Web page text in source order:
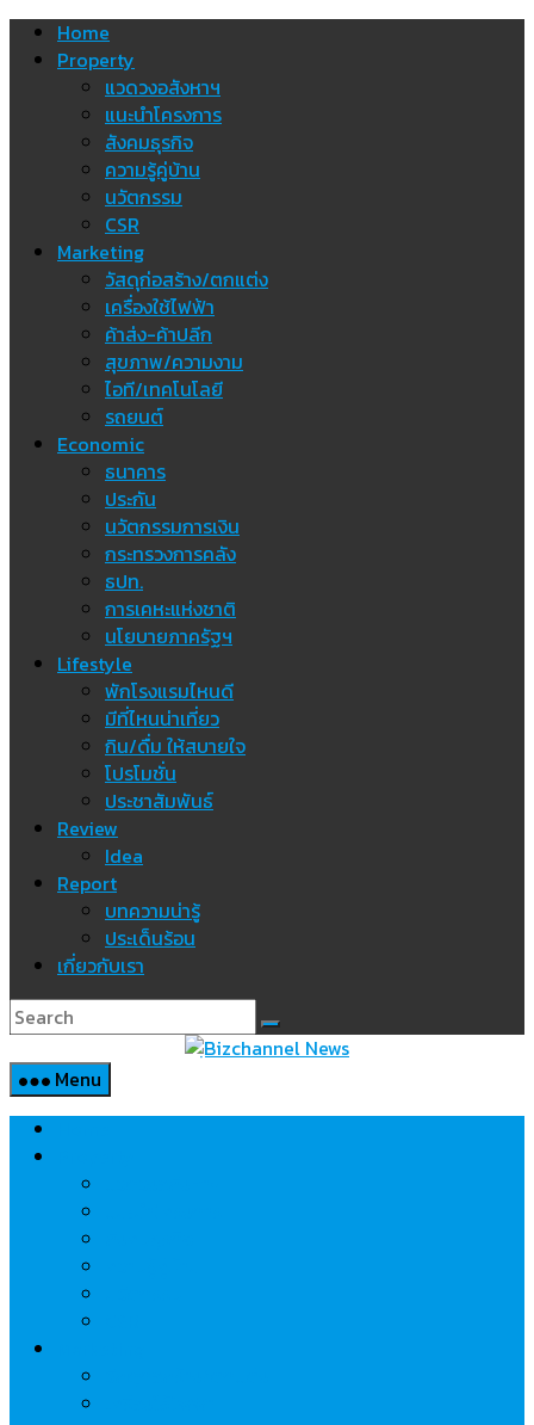
Skip Home
Property
แวดวงอสังหาฯ
แนะนำโครงการ
สังคมธุรกิจ
ความรู้คู่บ้าน
นวัตกรรม
CSR
Marketing
วัสดุก่อสร้าง/ตกแต่ง
เครื่องใช้ไฟฟ้า
ค้าส่ง-ค้าปลีก
สุขภาพ/ความงาม
ไอที/เทคโนโลยี
รถยนต์
Economic
ธนาคาร
ประกัน
นวัตกรรมการเงิน
กระทรวงการคลัง
ธปท.
การเคหะแห่งชาติ
นโยบายภาครัฐฯ
Lifestyle
พักโรงแรมไหนดี
มีที่ไหนน่าเที่ยว
กิน/ดื่ม ให้สบายใจ
โปรโมชั่น
ประชาสัมพันธ์
Review
Idea
Report
บทความน่ารู้
ประเด็นร้อน
เกี่ยวกับเรา
Menu